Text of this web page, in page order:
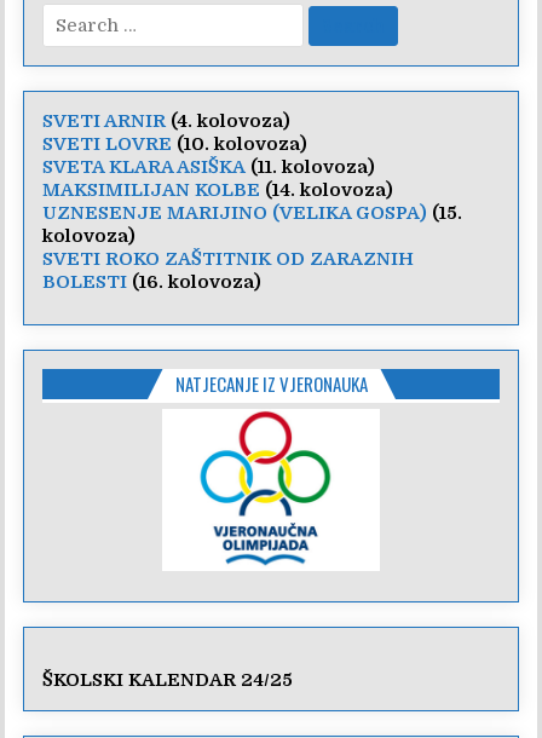
Search
for:
SVETI ARNIR(4. kolovoza)
SVETI LOVRE (10. kolovoza)
SVETA KLARA ASIŠKA (11. kolovoza)
MAKSIMILIJAN KOLBE (14. kolovoza)
UZNESENJE MARIJINO (VELIKA GOSPA) (15.
kolovoza)
SVETI ROKO ZAŠTITNIK OD ZARAZNIH
BOLESTI (16. kolovoza)
NATJECANJE IZ VJERONAUKA
ŠKOLSKI KALENDAR 24/25